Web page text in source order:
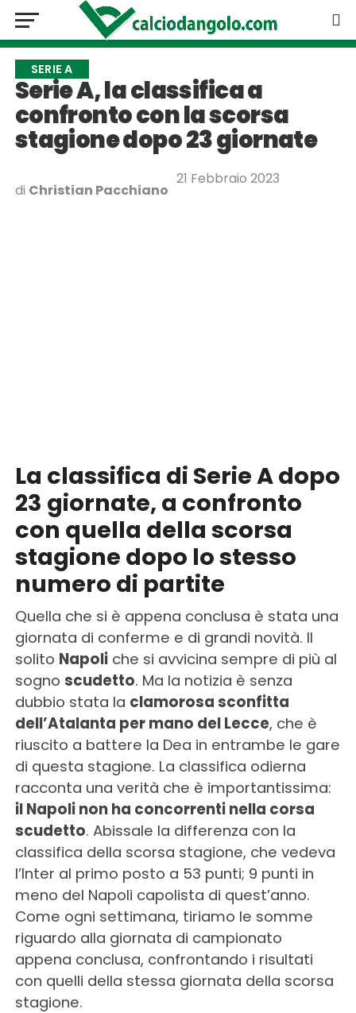
SERIE A
Serie A, la classifica a
confronto con la scorsa
stagione dopo 23 giornate
di Christian Pacchiano
21 Febbraio 2023
La classifica di Serie A dopo
23 giornate, a confronto
con quella della scorsa
stagione dopo lo stesso
numero di partite
Quella che si è appena conclusa è stata una
giornata di conferme e di grandi novità. Il
solito Napoliche si avvicina sempre di più al
sogno scudetto. Ma la notizia è senza
dubbio stata la clamorosa sconfitta
dell’Atalanta per mano del Lecce, che è
riuscito a battere la Dea in entrambe le gare
di questa stagione. La classifica odierna
racconta una verità che è importantissima:
il Napoli non ha concorrenti nella corsa
scudetto. Abissale la differenza con la
classifica della scorsa stagione, che vedeva
l’Inter al primo posto a 53 punti; 9 punti in
meno del Napoli capolista di quest’anno.
Come ogni settimana, tiriamo le somme
riguardo alla giornata di campionato
appena conclusa, confrontando i risultati
con quelli della stessa giornata della scorsa
stagione.